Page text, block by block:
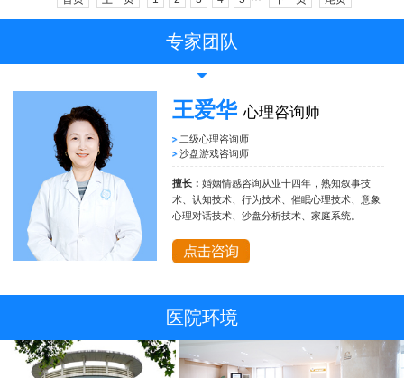
专家团队
王爱华 心理咨询师
二级心理咨询师
沙盘游戏咨询师
擅长：婚姻情感咨询从业十四年，熟知叙事技
术、认知技术、行为技术、催眠心理技术、意象
心理对话技术、沙盘分析技术、家庭系统。
医院环境